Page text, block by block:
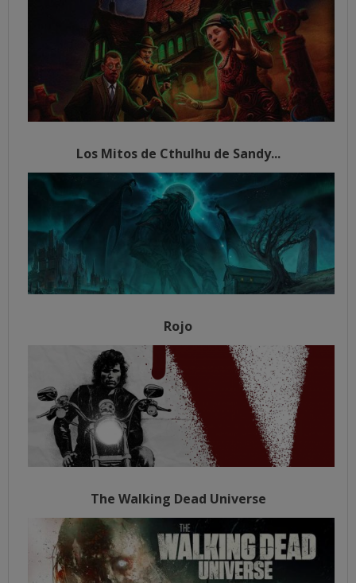
Los Mitos de Cthulhu de Sandy...
Rojo
The Walking Dead Universe